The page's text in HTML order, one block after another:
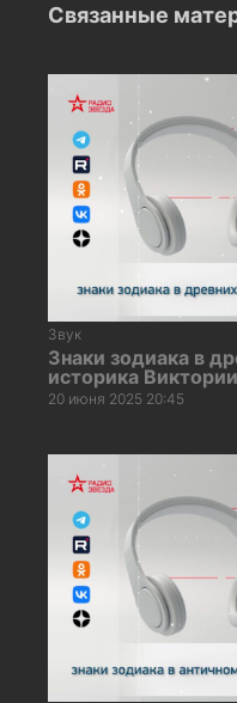
Связанные
Звук
Знаки зодиака в
историка
20 июня 2025 20:45